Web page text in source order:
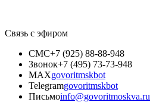
Связь с эфиром
СМС+7 (925) 88-88-948
Звонок+7 (495) 73-73-948
MAXgovoritmskbot
Telegramgovoritmskbot
Письмоinfo@govoritmoskva.ru